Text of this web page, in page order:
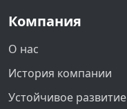
Компания
О нас
История компании
Устойчивое развитие